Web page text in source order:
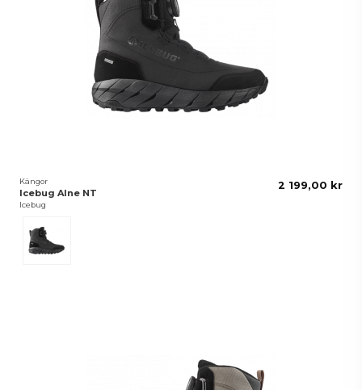
Kängor
Icebug Alne NT
Icebug
2 199,00 kr